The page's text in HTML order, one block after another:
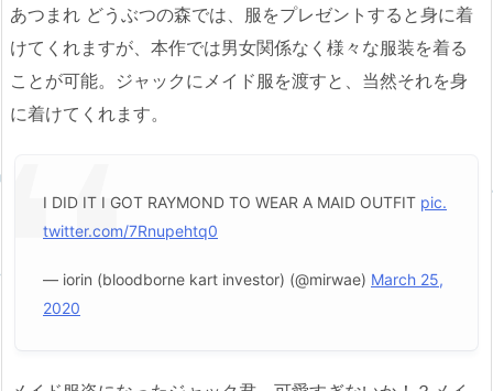
あつまれ どうぶつの森では、服をプレゼントすると身に着
けてくれますが、本作では男女関係なく様々な服装を着る
ことが可能。ジャックにメイド服を渡すと、当然それを身
に着けてくれます。
I DID IT I GOT RAYMOND TO WEAR A MAID OUTFIT pic.
twitter.com/7Rnupehtq0
— iorin (bloodborne kart investor) (@mirwae) March 25,
2020